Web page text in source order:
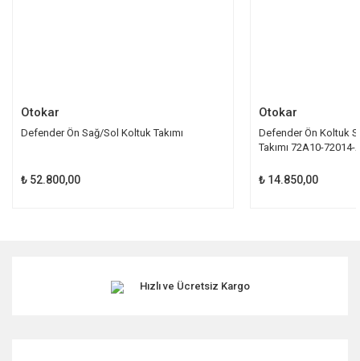
Otokar
Defender Ön Sağ/Sol Koltuk Takımı
₺ 52.800,00
Otokar
Defender Ön Koltuk
Takımı 72A10-72014-
₺ 14.850,00
Hızlı ve Ücretsiz Kargo